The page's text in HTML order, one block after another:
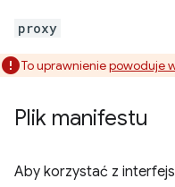
proxy
To uprawnieniepowoduje
Plik manifestu
Aby korzystać z